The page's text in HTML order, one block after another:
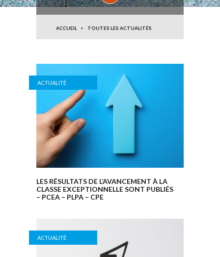
ACCUEIL TOUTES LES ACTUALITÉS
ACTUALITÉ
LES RÉSULTATS DE L’AVANCEMENT À LA
CLASSE EXCEPTIONNELLE SONT PUBLIÉS
– PCEA – PLPA – CPE
ACTUALITÉ